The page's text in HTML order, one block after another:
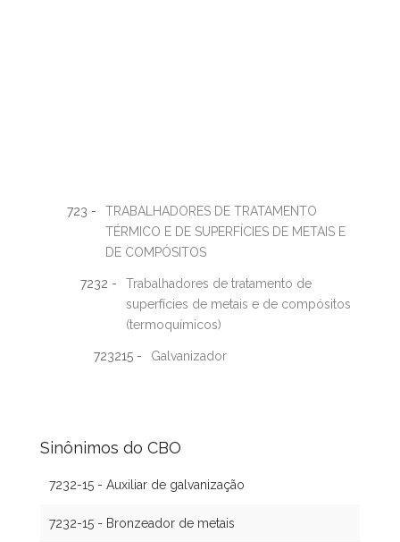
723 -
TRABALHADORES DE TRATAMENTO
TÉRMICO E DE SUPERFÍCIES DE METAIS E
DE COMPÓSITOS
7232 -
Trabalhadores de tratamento de
superfícies de metais e de compósitos
(termoquímicos)
723215 - Galvanizador
Sinônimos do CBO
7232-15 - Auxiliar de galvanização
7232-15 - Bronzeador de metais